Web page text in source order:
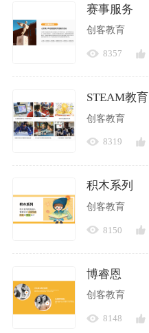
赛事服务
创客教育
8357
STEAM教育
创客教育
8319
积木系列
创客教育
8150
博睿恩
创客教育
8148